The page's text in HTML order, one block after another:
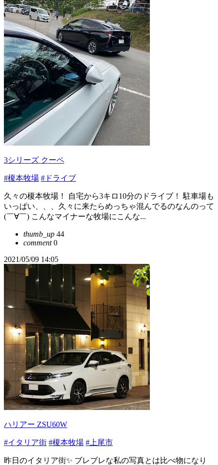
3シリーズ クーペ
#榎本牧場 #ドライブ
久々の榎本牧場！ 自宅から3キロ10分のドライブ！ 駐車場も
いっぱい、、、久々に来たらめっちゃ混んでるのなんのって
(￣∀￣) こんなマイナーな牧場にこんな...
thumb_up 44
comment0
2021/05/09 14:05
ハリアー ZSU60W
#イタリア街 #榎本牧場 #上尾市
昨日のイタリア街✨ ブレブレな私の写真とは比べ物になり